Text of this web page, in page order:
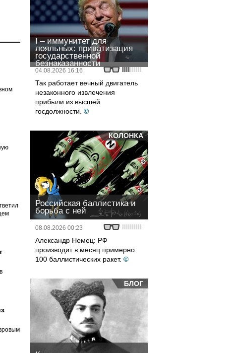
I – иммунитет для
лояльных: приватизация
государственной
безнаказанности
04.08.2026 16:16
Так работает вечный двигатель
незаконного извлечения
прибыли из высшей
госдолжности. ©
КОЛОНКА
Российская баллистика и
борьба с ней
08.08.2026 00:23
Александр Немец: РФ
производит в месяц примерно
100 баллистических ракет. ©
БЛОГ